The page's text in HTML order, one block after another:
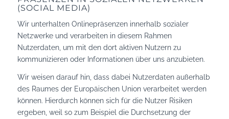
(SOCIAL MEDIA)
Wir unterhalten Onlinepräsenzen innerhalb sozialer
Netzwerke und verarbeiten in diesem Rahmen
Nutzerdaten, um mit den dort aktiven Nutzern zu
kommunizieren oder Informationen über uns anzubieten.
Wir weisen darauf hin, dass dabei Nutzerdaten außerhalb
des Raumes der Europäischen Union verarbeitet werden
können. Hierdurch können sich für die Nutzer Risiken
ergeben, weil so zum Beispiel die Durchsetzung der